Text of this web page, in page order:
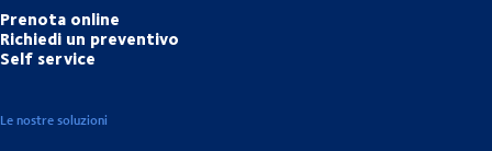
Prenota online
Richiedi un preventivo
Self service
Le nostre soluzioni